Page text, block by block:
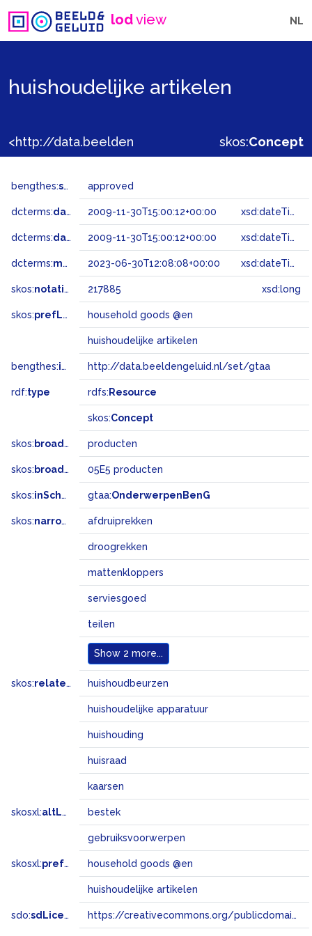
lodview NL
huishoudelijke artikelen
skos:Concept
bengthes:status approved
dcterms:dateAccepted 2009-11-30T15:00:12+00:00 xsd:dateTime
dcterms:dateSubmitted 2009-11-30T15:00:12+00:00 xsd:dateTime
dcterms:modified 2023-06-30T12:08:08+00:00 xsd:dateTime
skos:notation 217885 xsd:long
skos:prefLabel household goods @en
huishoudelijke artikelen
bengthes:inSet http://data.beeldengeluid.nl/set/gtaa
rdf:type rdfs: Resource
skos:Concept
skos: broader producten
skos: broadMatch 05E5 producten
skos:inScheme gtaa:OnderwerpenBenG
skos:narrower afdruiprekken
droogrekken
mattenkloppers
serviesgoed
teilen
Show 2 more...
skos:related huishoudbeurzen
huishoudelijke apparatuur
huishouding
huisraad
kaarsen
skosxl:altLabel bestek
gebruiksvoorwerpen
skosxl:prefLabel household goods @en
huishoudelijke artikelen
sdo:sdLicense https://creativecommons.org/publicdomain/zero/1.0/